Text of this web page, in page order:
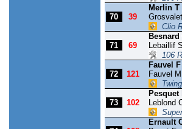
70 39
Merlin T
Clio
71 69
Besnard
Lebaillif S
106
72 121
Fauvel F
Fauvel M
73 102
Pesquet
Leblond
Ernault